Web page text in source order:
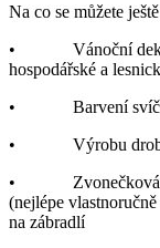
Na co se můžete
• Vánoční
hospodářské a
• Barvení
• Výrobu
• Zvonečkování –
(nejlépe
na zábradlí